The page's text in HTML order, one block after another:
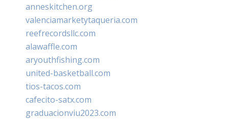
anneskitchen.org
valenciamarketytaqueria.com
reefrecordsllc.com
alawaffle.com
aryouthfishing.com
united-basketball.com
tios-tacos.com
cafecito-satx.com
graduacionviu2023.com